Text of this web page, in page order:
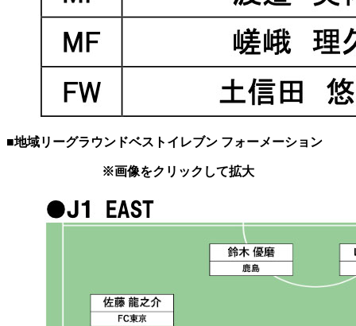
■地域リーグラウンドベストイレブン フォーメーション
※画像をクリックして拡大